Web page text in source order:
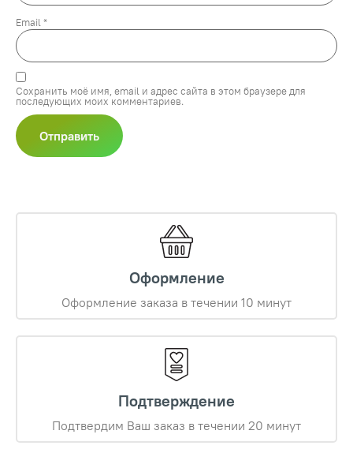
Email *
Сохранить моё имя, email и адрес сайта в этом браузере для
последующих моих комментариев.
Оформление
Оформление заказа в течении 10 минут
Подтверждение
Подтвердим Ваш заказ в течении 20 минут